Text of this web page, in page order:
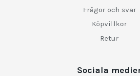
Frågor och svar
Köpvillkor
Retur
Sociala